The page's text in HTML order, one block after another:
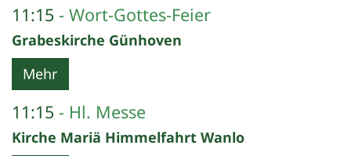
11:15 Wort-Gottes-Feier
Grabeskirche Günhoven
Mehr
11:15 Hl. Messe
Kirche Mariä Himmelfahrt Wanlo